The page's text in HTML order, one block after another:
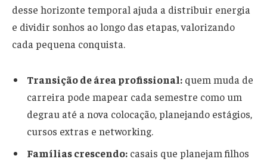
desse horizonte temporal ajuda a distribuir energia
e dividir sonhos ao longo das etapas, valorizando
cada pequena conquista.
Transição de área profissional: quem muda de
carreira pode mapear cada semestre como um
degrau até a nova colocação, planejando estágios,
cursos extras e networking.
Famílias crescendo: casais que planejam filhos